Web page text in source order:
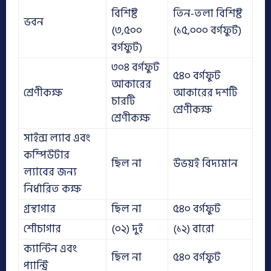
ভবন
বিশিষ্ট
(৩,৫০০
বর্গফুট)
তিন-তলা বিশিষ্ট
(১৫,০০০ বর্গফুট)
শ্রেণীকক্ষ
৩০৪ বর্গফুট
আকারের
চারটি
শ্রেণীকক্ষ
৫৪০ বর্গফুট
আকারের দশটি
শ্রেণীকক্ষ
সাইন্স ল্যাব এবং
কম্পিউটার
ল্যাবের জন্য
নির্ধারিত কক্ষ
ছিল না উভয়ই বিদ্যমান
গ্রন্থাগার ছিল না
৫৪০ বর্গফুট
শৌচাগার
(০২) দুই
(১২) বারো
ক্যান্টিন এবং
প্যান্ট্রি
ছিল না ৫৪০ বর্গফুট